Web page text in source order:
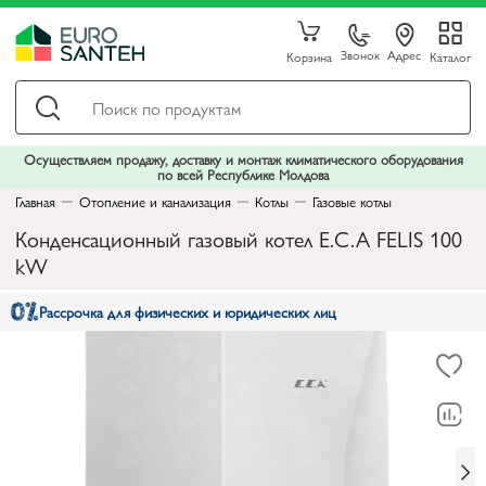
Корзина Звонок Адрес Каталог
Осуществляем продажу, доставку и монтаж климатического оборудования
по всей Республике Молдова
Главная
Отопление и канализация Котлы Газовые котлы
Конденсационный газовый котел E.C.A FELIS 100
kW
Рассрочка для физических и юридических лиц